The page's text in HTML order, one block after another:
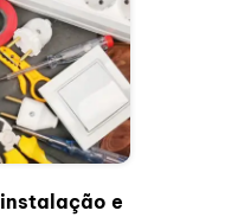
instalação e